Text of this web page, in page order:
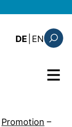
Inhalt
DE EN: this
Menü
Promotion –